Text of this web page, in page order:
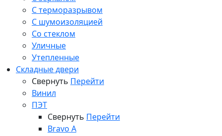
С терморазрывом
С шумоизоляцией
Со стеклом
Уличные
Утепленные
Складные двери
Свернуть Перейти
Винил
ПЭТ
Свернуть Перейти
Bravo A